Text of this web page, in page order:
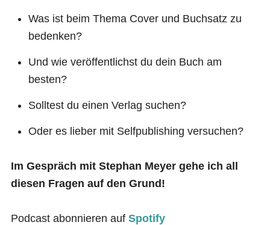
Was ist beim Thema Cover und Buchsatz zu
bedenken?
Und wie veröffentlichst du dein Buch am
besten?
Solltest du einen Verlag suchen?
Oder es lieber mit Selfpublishing versuchen?
Im Gespräch mit Stephan Meyer gehe ich all
diesen Fragen auf den Grund!
Podcast abonnieren auf Spotify